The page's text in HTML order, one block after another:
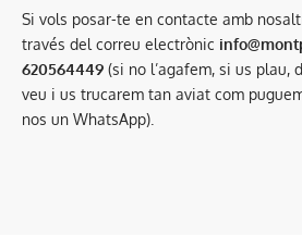
Si vols posar-te en contacte amb
través del correu electrònic
620564449 (si no l’agafem, si us plau,
veu i us trucarem tan aviat com
nos un WhatsApp).